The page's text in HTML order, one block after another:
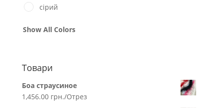
сірий
Show All Colors
Товари
Боа страусиное
1,456.00 грн./Отрез